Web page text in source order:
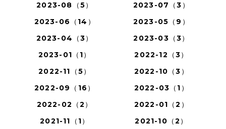
2023-08（5）
2023-07（3）
2023-06（14）
2023-05（9）
2023-04（3）
2023-03（3）
2023-01（1）
2022-12（3）
2022-11（5）
2022-10（3）
2022-09（16）
2022-03（1）
2022-02（2）
2022-01（2）
2021-11（1）
2021-10（2）